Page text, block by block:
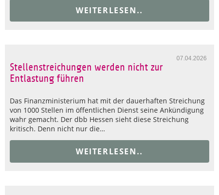
WEITERLESEN..
07.04.2026
Stellenstreichungen werden nicht zur
Entlastung führen
Das Finanzministerium hat mit der dauerhaften Streichung
von 1000 Stellen im öffentlichen Dienst seine Ankündigung
wahr gemacht. Der dbb Hessen sieht diese Streichung
kritisch. Denn nicht nur die…
WEITERLESEN..